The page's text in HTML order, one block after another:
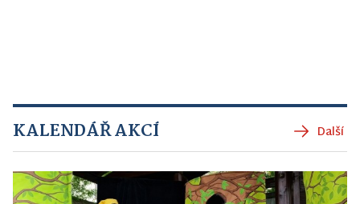
KALENDÁŘ AKCÍ Další